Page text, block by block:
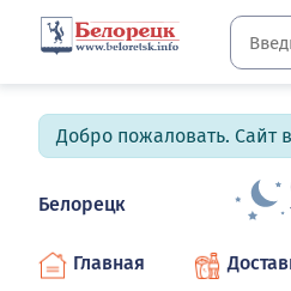
Добро пожаловать. Сайт
Белорецк
Главная